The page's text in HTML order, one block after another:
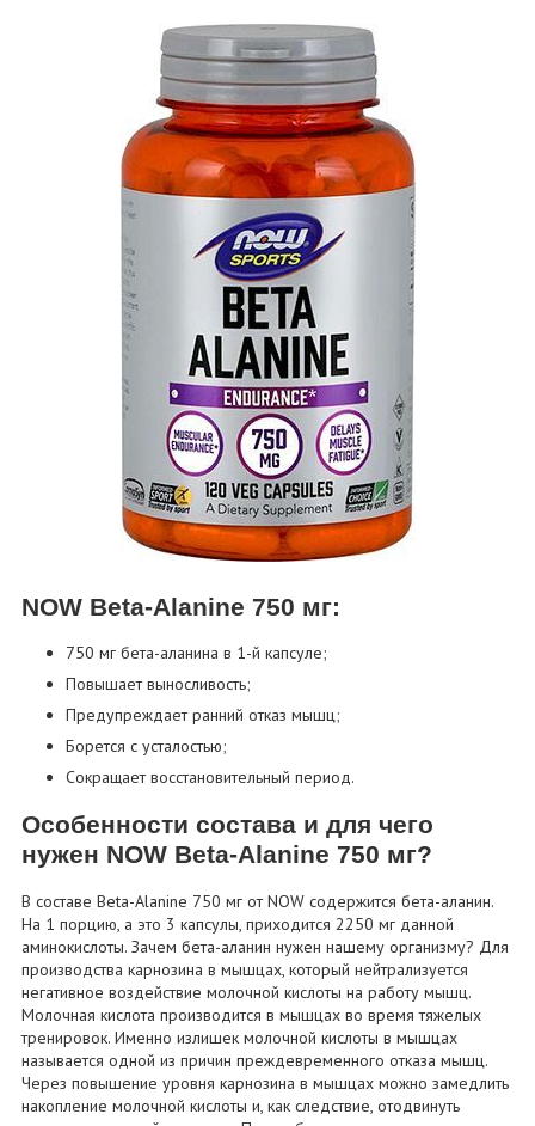
NOW Beta-Alanine 750 мг:
750 мг бета-аланина в 1-й капсуле;
Повышает выносливость;
Предупреждает ранний отказ мышц;
Борется с усталостью;
Сокращает восстановительный период.
Особенности состава и для чего
нужен NOW Beta-Alanine 750 мг?
В составе Beta-Alanine 750 мг от NOW содержится бета-аланин.
На 1 порцию, а это 3 капсулы, приходится 2250 мг данной
аминокислоты. Зачем бета-аланин нужен нашему организму? Для
производства карнозина в мышцах, который нейтрализуется
негативное воздействие молочной кислоты на работу мышц.
Молочная кислота производится в мышцах во время тяжелых
тренировок. Именно излишек молочной кислоты в мышцах
называется одной из причин преждевременного отказа мышц.
Через повышение уровня карнозина в мышцах можно замедлить
накопление молочной кислоты и, как следствие, отодвинуть